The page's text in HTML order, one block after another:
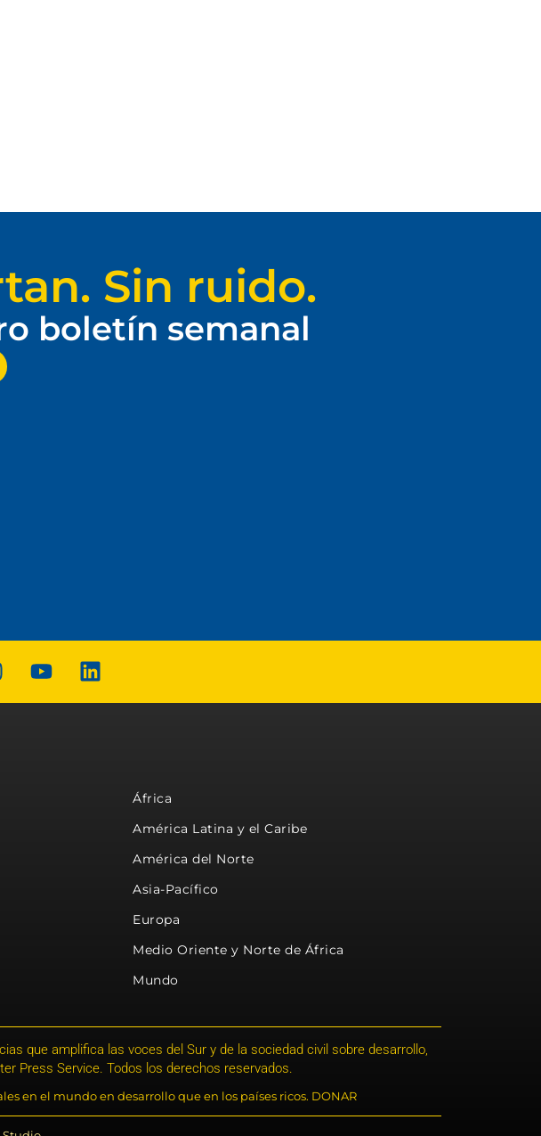
Sin ruido.
boletín semanal
África
América Latina y el Caribe
América del Norte
Asia-Pacífico
Europa
Medio Oriente y Norte de África
Mundo
que amplifica las voces del Sur y de la sociedad civil sobre desarrollo,
Press Service. Todos los derechos reservados.
en el mundo en desarrollo que en los países ricos. DONAR